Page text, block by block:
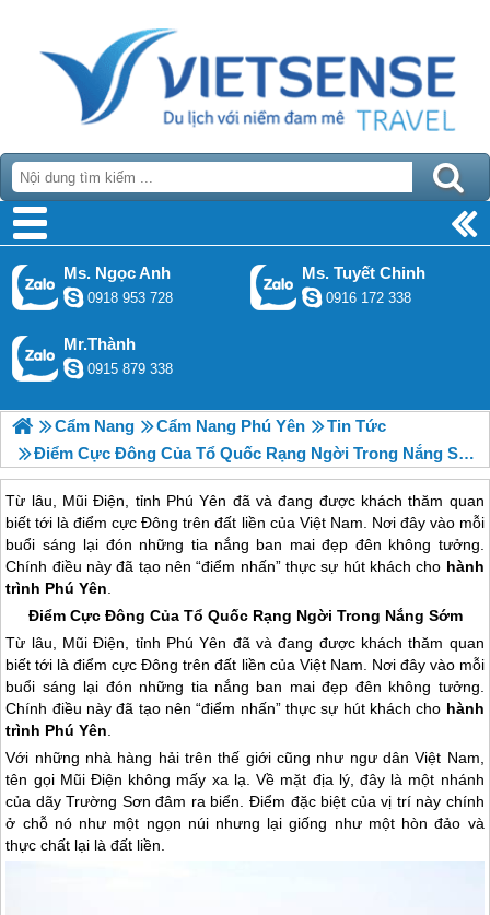
Ms. Ngọc Anh
0918 953 728
Ms. Tuyết Chinh
0916 172 338
Mr.Thành
0915 879 338
Cẩm Nang Cẩm Nang Phú Yên
Tin Tức
Điểm Cực Đông Của Tổ Quốc Rạng Ngời Trong Nắng Sớm
Từ lâu, Mũi Điện, tỉnh Phú Yên đã và đang được khách thăm quan
biết tới là điểm cực Đông trên đất liền của Việt Nam. Nơi đây vào mỗi
buổi sáng lại đón những tia nắng ban mai đẹp đên không tưởng.
Chính điều này đã tạo nên “điểm nhấn” thực sự hút khách cho hành
trình Phú Yên.
Điểm Cực Đông Của Tổ Quốc Rạng Ngời Trong Nắng Sớm
Từ lâu, Mũi Điện, tỉnh Phú Yên đã và đang được khách thăm quan
biết tới là điểm cực Đông trên đất liền của Việt Nam. Nơi đây vào mỗi
buổi sáng lại đón những tia nắng ban mai đẹp đên không tưởng.
Chính điều này đã tạo nên “điểm nhấn” thực sự hút khách cho hành
trình Phú Yên.
Với những nhà hàng hải trên thế giới cũng như ngư dân Việt Nam,
tên gọi Mũi Điện không mấy xa lạ. Về mặt địa lý, đây là một nhánh
của dãy Trường Sơn đâm ra biển. Điểm đặc biệt của vị trí này chính
ở chỗ nó như một ngọn núi nhưng lại giống như một hòn đảo và
thực chất lại là đất liền.